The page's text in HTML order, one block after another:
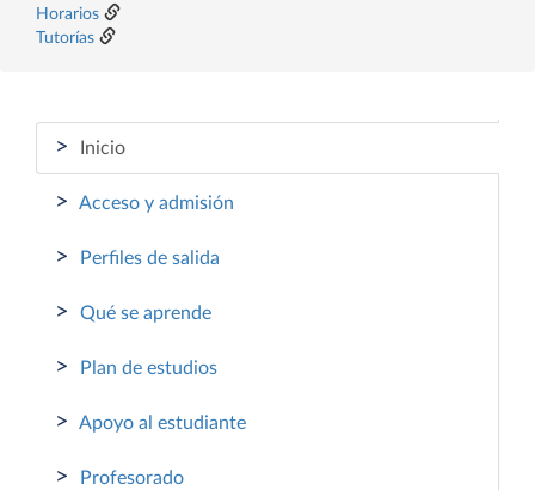
Horarios
Tutorías
> Inicio
> Acceso y admisión
> Perfiles de salida
> Qué se aprende
> Plan de estudios
> Apoyo al estudiante
> Profesorado